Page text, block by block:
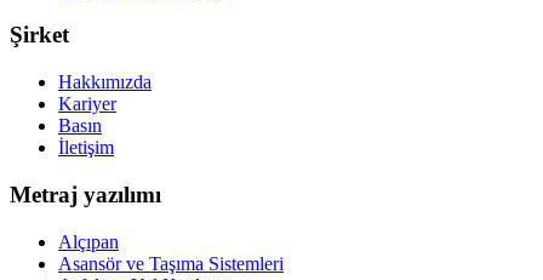
Şirket
Hakkımızda
Kariyer
Basın
İletişim
Metraj yazılımı
Alçıpan
Asansör ve Taşıma Sistemleri